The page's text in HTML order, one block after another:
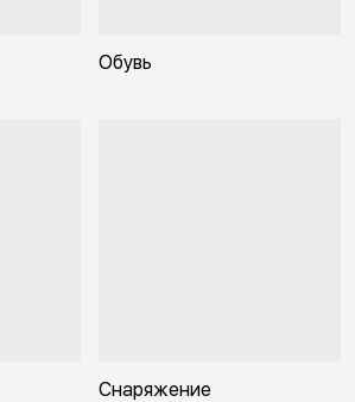
Обувь
Снаряжение